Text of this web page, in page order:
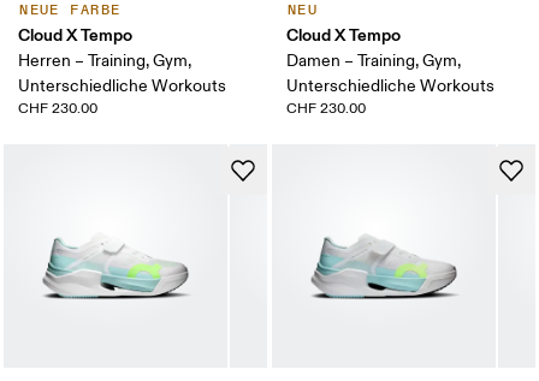
NEUE FARBE
Cloud X Tempo
Herren – Training, Gym,
Unterschiedliche Workouts
CHF 230.00
NEU
Cloud X Tempo
Damen – Training, Gym,
Unterschiedliche Workouts
CHF 230.00